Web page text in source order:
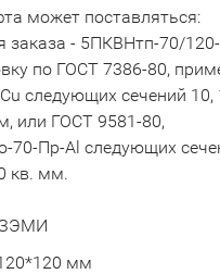
может поставляться:
заказа - 5ПКВНтп-70/
по ГОСТ 7386-80,
следующих сечений 10,
или ГОСТ 9581-80,
70-Пр-Al следующих
кв. мм.
мм